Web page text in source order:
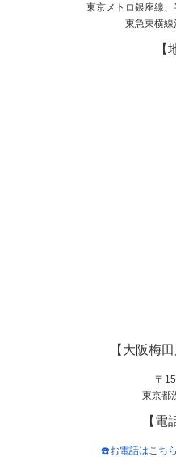
東京メトロ銀座線
東急東横
【
【大阪梅
〒
東京都
【電
☎️お電話はこち